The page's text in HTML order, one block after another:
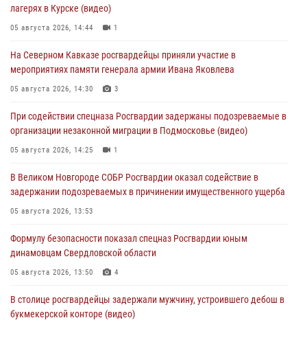
лагерях в Курске (видео)
05 августа 2026, 14:44 1
На Северном Кавказе росгвардейцы приняли участие в
мероприятиях памяти генерала армии Ивана Яковлева
05 августа 2026, 14:30 3
При содействии спецназа Росгвардии задержаны подозреваемые в
организации незаконной миграции в Подмосковье (видео)
05 августа 2026, 14:25 1
В Великом Новгороде СОБР Росгвардии оказал содействие в
задержании подозреваемых в причинении имущественного ущерба
05 августа 2026, 13:53
Формулу безопасности показал спецназ Росгвардии юным
динамовцам Свердловской области
05 августа 2026, 13:50 4
В столице росгвардейцы задержали мужчину, устроившего дебош в
букмекерской конторе (видео)